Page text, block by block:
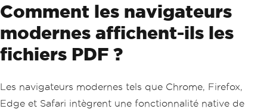
Comment les navigateurs
modernes affichent-ils les
fichiers PDF ?
Les navigateurs modernes tels que Chrome, Firefox,
Edge et Safari intègrent une fonctionnalité native de